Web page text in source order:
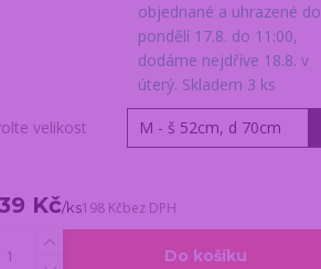
objednané a uhrazené do
pondělí 17.8. do 11:00,
dodáme nejdříve 18.8. v
úterý. Skladem 3 ks
velikost
Kč/ks198 Kčbez DPH
Do košíku